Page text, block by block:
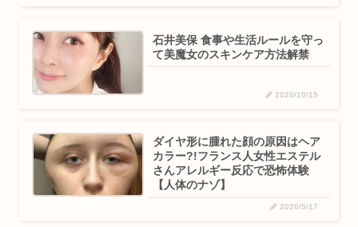
石井美保 食事や生活ルールを守っ
て美魔女のスキンケア方法解禁
2020/10/19
ダイヤ形に腫れた顔の原因はヘア
カラー?!フランス人女性エステル
さんアレルギー反応で恐怖体験
【人体のナゾ】
2020/5/17